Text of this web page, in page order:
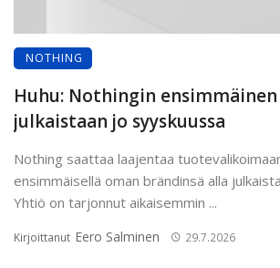
NOTHING
Huhu: Nothingin
julkaistaan jo syyskuussa
Nothing saattaa laajentaa
ensimmäisellä oman brändinsä alla
Yhtiö on tarjonnut aikaisemmin ...
Kirjoittanut Eero Salminen 29.7.2026